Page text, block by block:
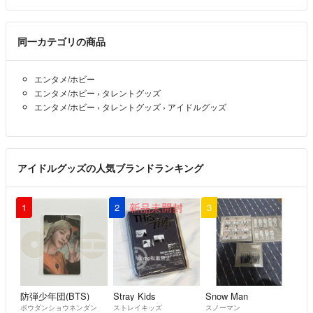
同一カテゴリの商品
エンタメ/ホビー
エンタメ/ホビー › タレントグッズ
エンタメ/ホビー › タレントグッズ › アイドルグッズ
アイドルグッズの人気ブランドランキング
1
防弾少年団(BTS)
ボウダンショウネンダン
2
Stray Kids
ストレイキッズ
3
Snow Man
スノーマン